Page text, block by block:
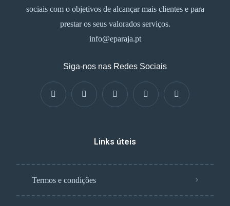
sociais com o objetivos de alcançar mais clientes e para
prestar os seus valorados serviços.
info@eparaja.pt
Siga-nos nas Redes Sociais
Links úteis
Termos e condições